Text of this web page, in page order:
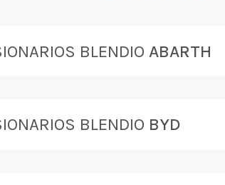
BLENDIO ABARTH
BLENDIO BYD